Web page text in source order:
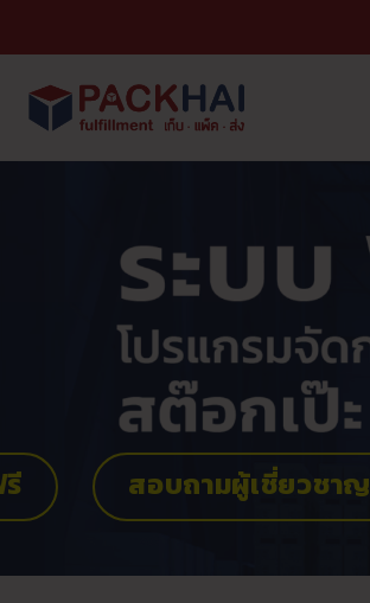
เนื้อหา
สอบถามผู้เชี่ยวชาญ